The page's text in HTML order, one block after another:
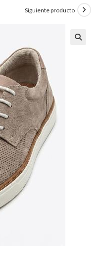
Siguiente producto